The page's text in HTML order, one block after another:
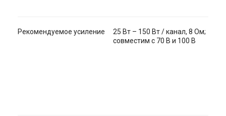
Рекомендуемое усиление
25 Вт – 150 Вт / канал, 8 Ом;
совместим с 70 В и 100 В